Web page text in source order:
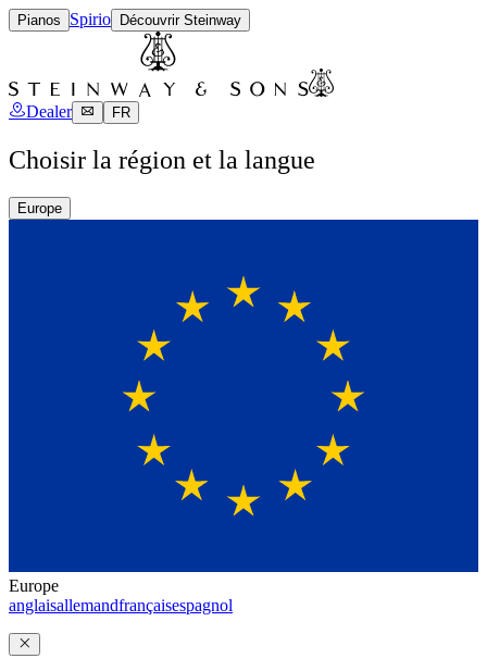
Pianos Spirio Découvrir Steinway
Dealer FR
Choisir la région et la langue
Europe
Europe
anglaisallemandfrançaisespagnol